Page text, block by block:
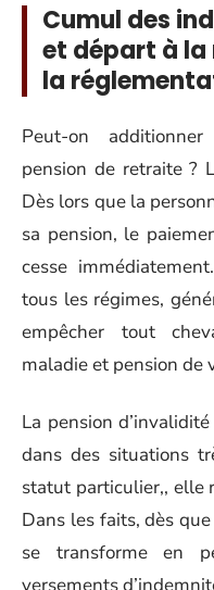
Cumul des
et départ à la
la
Peut-on
pension de retraite ?
Dès lors que la
sa pension, le
cesse
tous les régimes,
empêcher tout
maladie et pension de
La pension
dans des situations
statut particulier,, elle
Dans les faits, dès
se transforme en
versements